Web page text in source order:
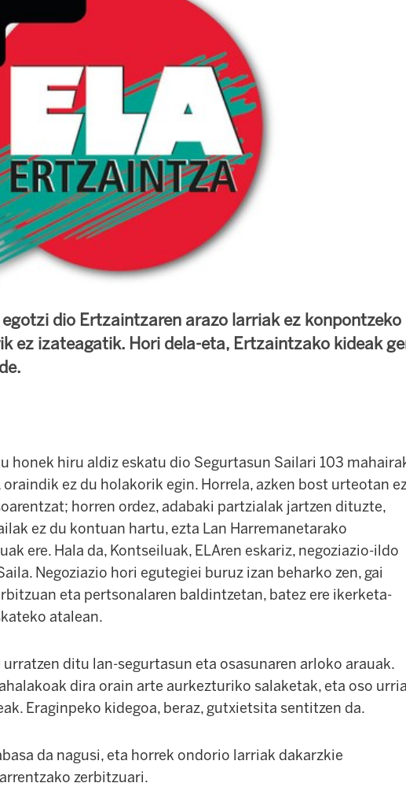
dio Ertzaintzaren arazo larriak ez konpontzeko
ez izateagatik. Hori dela-eta, Ertzaintzako kideak
honek hiru aldiz eskatu dio Segurtasun Sailari 103
oraindik ez du holakorik egin. Horrela, azken bost urteotan
horren ordez, adabaki partzialak jartzen dituzte,
ez du kontuan hartu, ezta Lan Harremanetarako
ere. Hala da, Kontseiluak, ELAren eskariz, negoziazio-ildo
Negoziazio hori egutegiei buruz izan beharko zen, gai
eta pertsonalaren baldintzetan, batez ere ikerketa-
atalean.
ditu lan-segurtasun eta osasunaren arloko arauak.
dira orain arte aurkezturiko salaketak, eta oso
Eraginpeko kidegoa, beraz, gutxietsita sentitzen da.
da nagusi, eta horrek ondorio larriak dakarzkie
zerbitzuari.